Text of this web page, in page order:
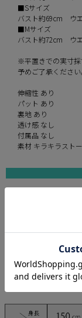
■Sサイズ
バスト約69cm ウ
■Mサイズ
バスト約72cm ウ
※平置きでの実寸採
予めご了承ください
伸縮性 あり
パット あり
裏地 あり
透け感 なし
付属品 なし
素材 キラキラスト
orange
ゆうめろ 身長